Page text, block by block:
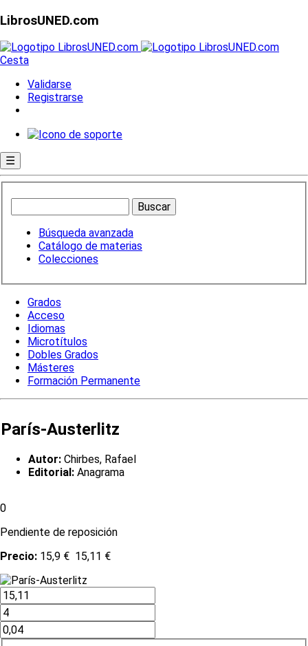
LibrosUNED.com
Cesta
Validarse
Registrarse
☰
Búsqueda avanzada
Catálogo de materias
Colecciones
Grados
Acceso
Idiomas
Microtítulos
Dobles Grados
Másteres
Formación Permanente
París-Austerlitz
Autor: Chirbes, Rafael
Editorial: Anagrama
0
Pendiente de reposición
Precio: 15,9 € 15,11 €